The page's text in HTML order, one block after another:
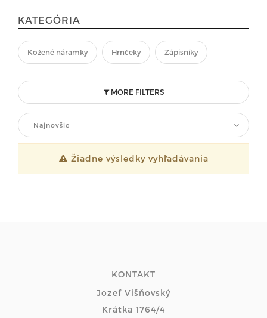
KATEGÓRIA
Kožené náramky Hrnčeky Zápisníky
MORE FILTERS
Najnovšie
Žiadne výsledky vyhľadávania
KONTAKT
Jozef Višňovský
Krátka 1764/4